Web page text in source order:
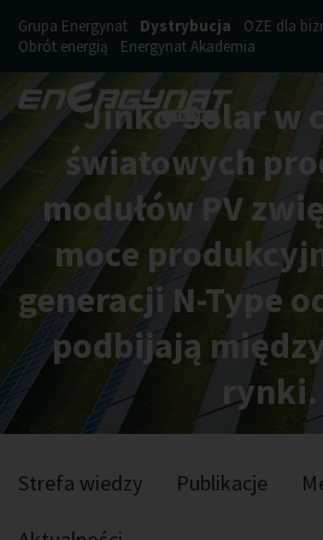
Grupa Energynat Dystrybucja
OZE dla
Obrót energią
Energynat Akademia
Jinko Solar w
światowych
modułów PV
moce
generacji N-Type
podbijają
rynki.
Strefa wiedzy Publikacje